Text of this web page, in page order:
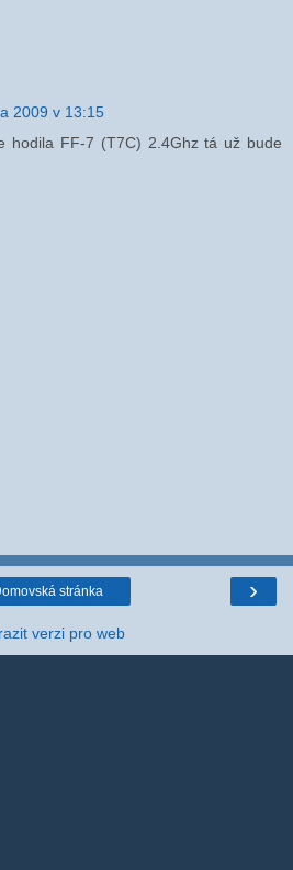
2009 v 13:15
hodila FF-7 (T7C) 2.4Ghz tá už bude
›
stránka
verzi pro web